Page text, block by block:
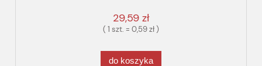
29,59 zł
( 1 szt. = 0,59 zł )
do koszyka